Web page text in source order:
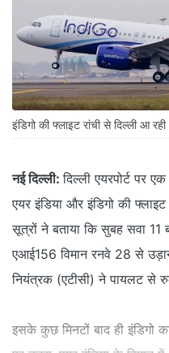
इंडिगो की फ्लाइट रांची से दिल्‍ली आ
नई दिल्ली: दिल्‍ली एयरपोर्ट पर
एयर इंडिया और इंडिगो की
सूत्रों ने बताया कि सुबह सवा 11
एआई156 विमान रनवे 28 से
नियंत्रक (एटीसी) ने पायलट से
इसके कुछ मिनटों बाद ही इंडिगो